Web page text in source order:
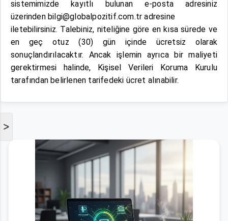
>
sistemimizde kayıtlı bulunan e-posta adresiniz
üzerinden bilgi@globalpozitif.com.tr adresine
iletebilirsiniz. Talebiniz, niteliğine göre en kısa sürede ve
en geç otuz (30) gün içinde ücretsiz olarak
sonuçlandırılacaktır. Ancak işlemin ayrıca bir maliyeti
gerektirmesi halinde, Kişisel Verileri Koruma Kurulu
tarafından belirlenen tarifedeki ücret alınabilir.